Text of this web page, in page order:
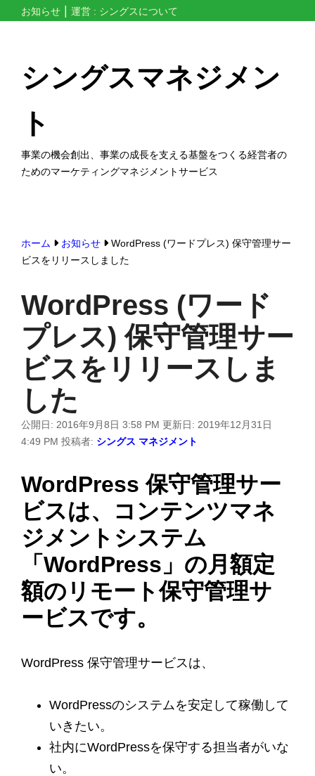
お知らせ 運営 : シングスについて
シングスマネジメン
ト
事業の機会創出、事業の成長を支える基盤をつくる経営者の
ためのマーケティングマネジメントサービス
ホーム お知らせ
WordPress (ワードプレス) 保守管理サー
ビスをリリースしました
WordPress (ワード
プレス) 保守管理サー
ビスをリリースしま
した
公開日: 2016年9月8日 3:58 PM 更新日: 2019年12月31日
4:49 PM 投稿者: シングス マネジメント
WordPress 保守管理サー
ビスは、コンテンツマネ
ジメントシステム
「WordPress」の月額定
額のリモート保守管理サ
ービスです。
WordPress 保守管理サービスは、
WordPressのシステムを安定して稼働して
いきたい。
社内にWordPressを保守する担当者がいな
い。